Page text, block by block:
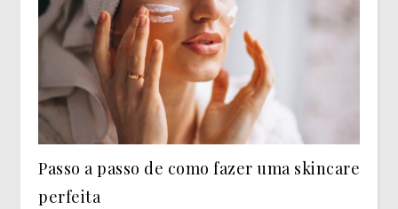
Passo a passo de como fazer uma skincare
perfeita